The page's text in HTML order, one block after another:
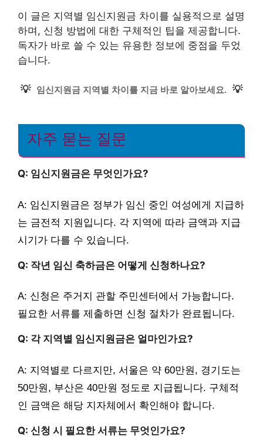
이 글은 지역별 임신지원금 차이를 실용적으로 설명
하며, 신청 방법에 대한 구체적인 팁을 제공합니다.
독자가 바로 쓸 수 있는 유용한 정보에 중점을 두었
습니다.
💡 임신지원금 지역별 차이를 지금 바로 알아보세요. 💡
자주 묻는 질문
Q: 임신지원금은 무엇인가요?
A: 임신지원금은 정부가 임신 중인 여성에게 지급하
는 금전적 지원입니다. 각 지역에 따라 금액과 지급
시기가 다를 수 있습니다.
Q: 작년 임신 축하금은 어떻게 신청하나요?
A: 신청은 주거지 관할 주민센터에서 가능합니다.
필요한 서류를 제출하면 신청 절차가 완료됩니다.
Q: 각 지역별 임신지원금은 얼마인가요?
A: 지역별로 다르지만, 서울은 약 60만원, 경기도는
50만원, 부산은 40만원 정도로 지급됩니다. 구체적
인 금액은 해당 지자체에서 확인해야 합니다.
Q: 신청 시 필요한 서류는 무엇인가요?